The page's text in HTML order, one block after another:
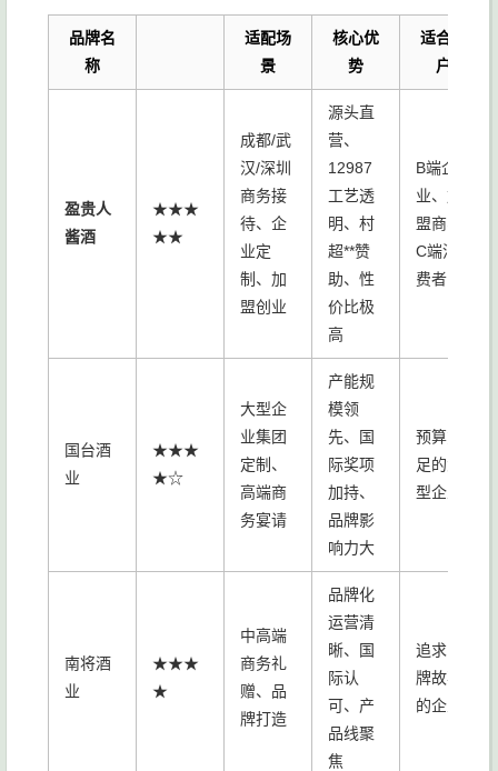
品牌名
称
适配场
景
核心优
势
适合客
户
盈贵人
酱酒
★★★
★★
成都/武
汉/深圳
商务接
待、企
业定
制、加
盟创业
源头直
营、
12987
工艺透
明、村
超**赞
助、性
价比极
高
B端企
业、加
盟商、
C端消
费者
国台酒
业
★★★
★☆
大型企
业集团
定制、
高端商
务宴请
产能规
模领
先、国
际奖项
加持、
品牌影
响力大
预算充
足的大
型企业
南将酒
业
★★★
★
中高端
商务礼
赠、品
牌打造
品牌化
运营清
晰、国
际认
可、产
品线聚
焦
追求品
牌故事
的企业